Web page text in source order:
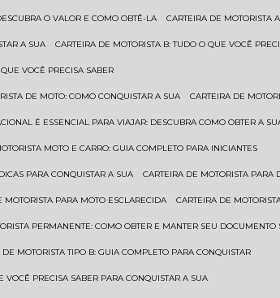
O VALOR E COMO OBTÊ-LA CARTEIRA DE MOTORISTA
A SUA CARTEIRA DE MOTORISTA B: TUDO O QUE VOCÊ
VOCÊ PRECISA SABER
DE MOTO: COMO CONQUISTAR A SUA CARTEIRA DE
É ESSENCIAL PARA VIAJAR: DESCUBRA COMO OBTER A
MOTO E CARRO: GUIA COMPLETO PARA INICIANTES
PARA CONQUISTAR A SUA CARTEIRA DE MOTORISTA
MOTORISTA PARA MOTO ESCLARECIDA CARTEIRA DE
PERMANENTE: COMO OBTER E MANTER SEU
DE MOTORISTA TIPO B: GUIA COMPLETO PARA CONQUISTAR
VOCÊ PRECISA SABER PARA CONQUISTAR A SUA